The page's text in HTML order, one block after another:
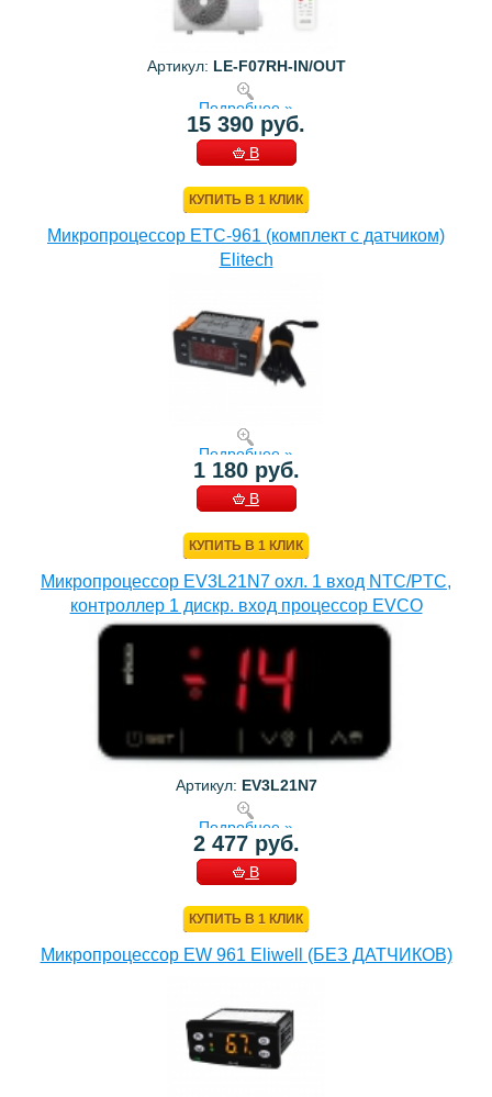
Артикул: LE-F07RH-IN/OUT
Подробнее »
15 390 руб.
В
КУПИТЬ В 1 КЛИК
Микропроцессор ETC-961 (комплект c датчиком)
Elitech
Подробнее »
1 180 руб.
В
КУПИТЬ В 1 КЛИК
Микропроцессор EV3L21N7 охл. 1 вход NTC/PTC,
контроллер 1 дискр. вход процессор EVCO
Артикул: EV3L21N7
Подробнее »
2 477 руб.
В
КУПИТЬ В 1 КЛИК
Микропроцессор EW 961 Eliwell (БЕЗ ДАТЧИКОВ)